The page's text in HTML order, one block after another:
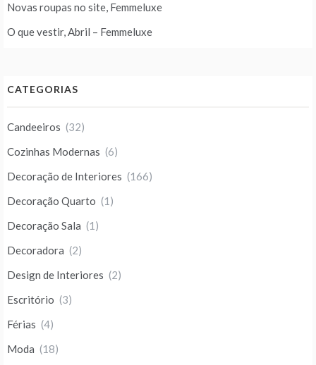
Novas roupas no site, Femmeluxe
O que vestir, Abril – Femmeluxe
CATEGORIAS
Candeeiros (32)
Cozinhas Modernas (6)
Decoração de Interiores (166)
Decoração Quarto (1)
Decoração Sala (1)
Decoradora (2)
Design de Interiores (2)
Escritório (3)
Férias (4)
Moda (18)